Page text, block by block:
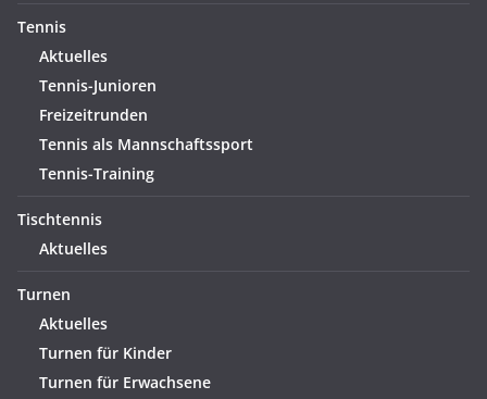
Tennis
Aktuelles
Tennis-Junioren
Freizeitrunden
Tennis als Mannschaftssport
Tennis-Training
Tischtennis
Aktuelles
Turnen
Aktuelles
Turnen für Kinder
Turnen für Erwachsene